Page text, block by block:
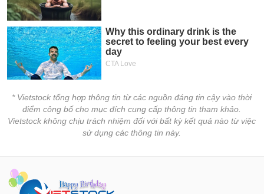
* Vietstock tổng hợp thông tin từ các nguồn đáng tin cậy vào thời
điểm công bố cho mục đích cung cấp thông tin tham khảo.
Vietstock không chịu trách nhiệm đối với bất kỳ kết quả nào từ việc
sử dụng các thông tin này.